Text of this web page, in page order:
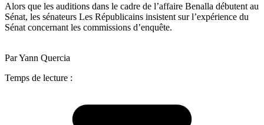
Alors que les auditions dans le cadre de l’affaire Benalla débutent au
Sénat, les sénateurs Les Républicains insistent sur l’expérience du
Sénat concernant les commissions d’enquête.
Par Yann Quercia
Temps de lecture :